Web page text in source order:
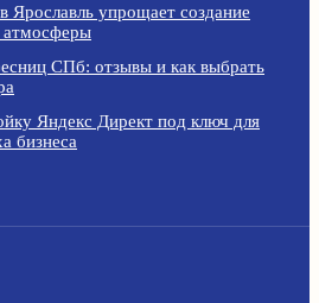
Ярославль упрощает создание
атмосферы
СПб: отзывы и как выбрать
Яндекс Директ под ключ для
бизнеса